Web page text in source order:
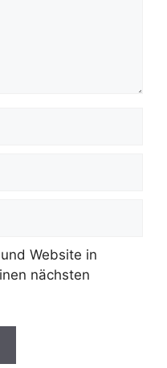
Website in
nächsten